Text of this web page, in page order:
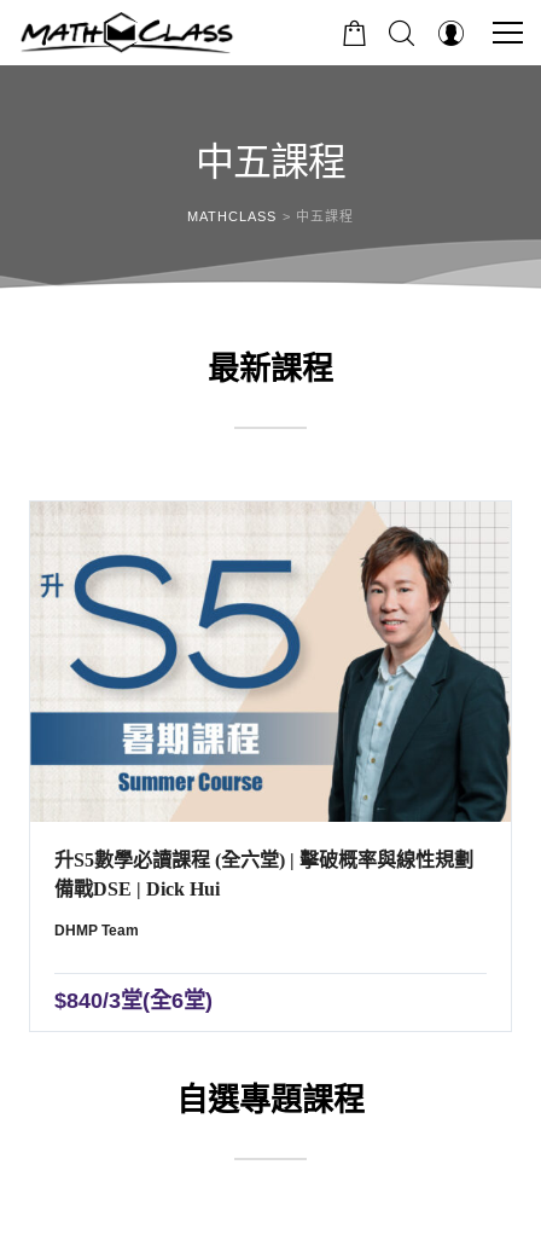
中五課程
MATHCLASS > 中五課程
最新課程
升S5數學必讀課程 (全六堂) | 擊破概率與線性規劃
備戰DSE | Dick Hui
DHMP Team
$840/3堂(全6堂)
自選專題課程